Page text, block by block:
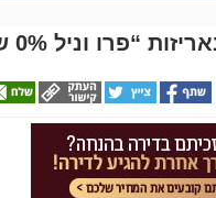
וניל 0% שומן